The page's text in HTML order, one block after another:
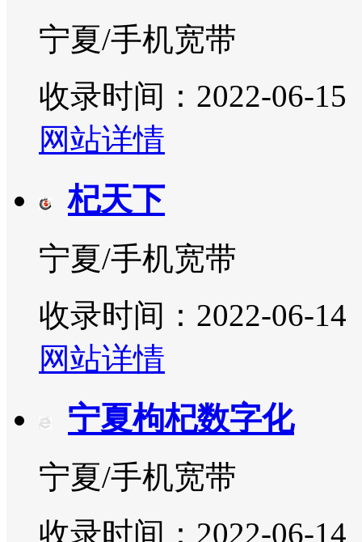
宁夏/手机宽带
收录时间：2022-06-15
网站详情
杞天下
宁夏/手机宽带
收录时间：2022-06-14
网站详情
宁夏枸杞数字化
宁夏/手机宽带
收录时间：2022-06-14